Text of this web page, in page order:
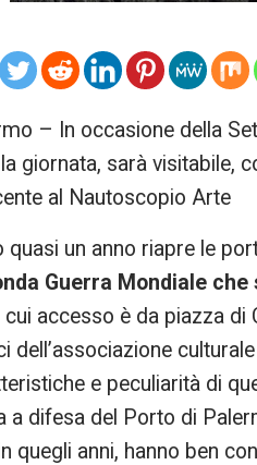
– In occasione della
giornata, sarà visitabile,
al Nautoscopio Arte
quasi un anno riapre le
Guerra Mondiale
accesso è da piazza di
dell’associazione
e peculiarità di
a difesa del Porto di
quegli anni, hanno ben